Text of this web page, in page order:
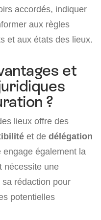
accordés, indiquer
aux règles
et aux états des lieux.
et
?
lieux offre des
et de délégation
engage également la
nécessite une
rédaction pour
potentielles